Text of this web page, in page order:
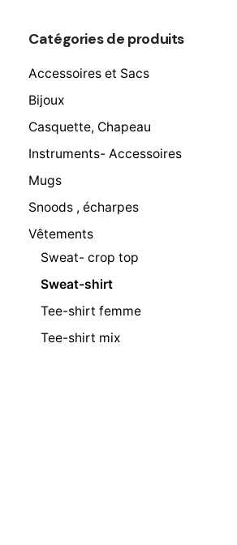
Catégories de produits
Accessoires et Sacs
Bijoux
Casquette, Chapeau
Instruments- Accessoires
Mugs
Snoods , écharpes
Vêtements
Sweat- crop top
Sweat-shirt
Tee-shirt femme
Tee-shirt mix